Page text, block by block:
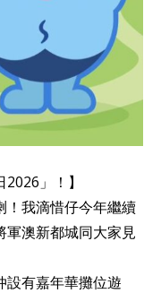
」！】
！我滴惜仔今年繼續
軍澳新都城同大家見
設有嘉年華攤位遊